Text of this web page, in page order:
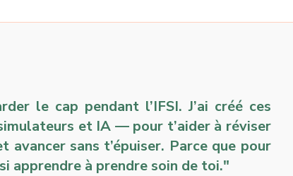
le cap pendant l’IFSI. J’ai créé ces
et IA — pour t’aider à réviser
sans t’épuiser. Parce que pour
apprendre à prendre soin de toi."